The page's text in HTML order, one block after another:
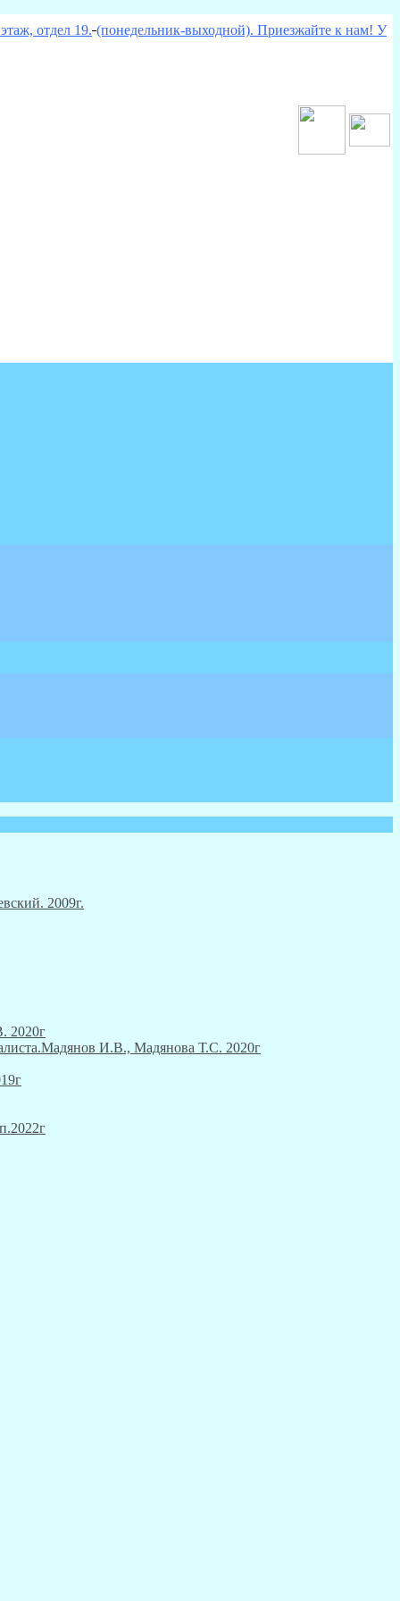
отдел 19. (понедельник-выходной). Приезжайте к нам! У
2009г.
2020г
И.В., Мадянова Т.С. 2020г